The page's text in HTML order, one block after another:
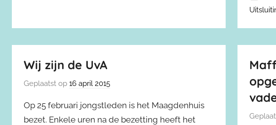
Wij zijn de UvA
Geplaatst op 16 april 2015
Op 25 februari jongstleden is het Maagdenhuis
bezet. Enkele uren na de bezetting heeft het